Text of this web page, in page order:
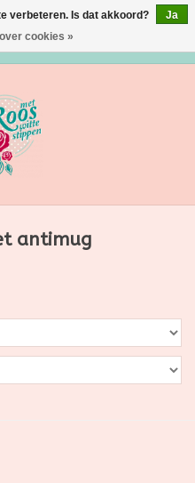
antimug
verbeteren. Is dat akkoord?
Ja
cookies »